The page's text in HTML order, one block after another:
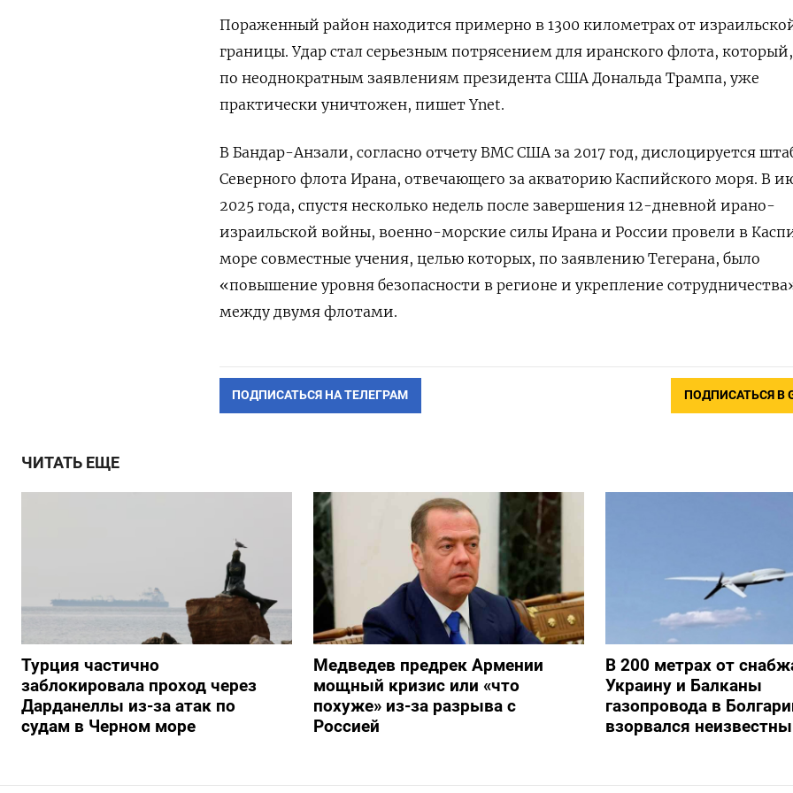
Пораженный район находится примерно в 1300 километрах от
границы. Удар стал серьезным потрясением для иранского флота, который,
по неоднократным заявлениям президента США Дональда Трампа, уже
практически уничтожен, пишет Ynet.
В Бандар-Анзали, согласно отчету ВМС США за 2017 год, дислоцируется
Северного флота Ирана, отвечающего за акваторию Каспийского моря. В
2025 года, спустя несколько недель после завершения 12-дневной ирано-
израильской войны, военно-морские силы Ирана и России провели в
море совместные учения, целью которых, по заявлению Тегерана, было
«повышение уровня безопасности в регионе и укрепление
между двумя флотами.
ПОДПИСАТЬСЯ НА ТЕЛЕГРАМ ПОДПИСАТЬСЯ В
ЧИТАТЬ ЕЩЕ
Турция частично
заблокировала проход через
Дарданеллы из-за атак по
судам в Черном море
Медведев предрек Армении
мощный кризис или «что
похуже» из-за разрыва с
Россией
В 200 метрах от
Украину и Балканы
газопровода в
взорвался